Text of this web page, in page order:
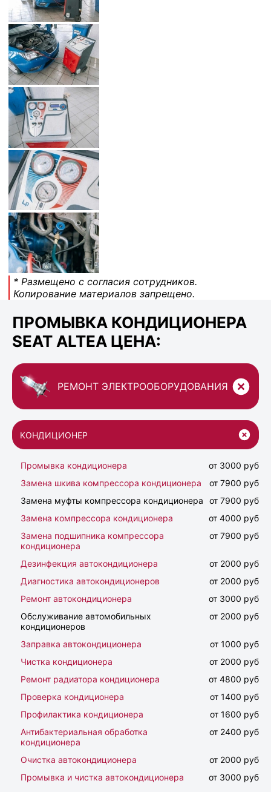
* Размещено с согласия сотрудников.
Копирование материалов запрещено.
ПРОМЫВКА КОНДИЦИОНЕРА
SEAT ALTEA ЦЕНА:
РЕМОНТ ЭЛЕКТРООБОРУДОВАНИЯ
КОНДИЦИОНЕР
Промывка кондиционера
от 3000 руб
Замена шкива компрессора кондиционера
от 7900 руб
Замена муфты компрессора кондиционера
от 7900 руб
Замена компрессора кондиционера
от 4000 руб
Замена подшипника компрессора
кондиционера
от 7900 руб
Дезинфекция автокондиционера
от 2000 руб
Диагностика автокондиционеров
от 2000 руб
Ремонт автокондиционера
от 3000 руб
Обслуживание автомобильных
кондиционеров
от 2000 руб
Заправка автокондиционера
от 1000 руб
Чистка кондиционера
от 2000 руб
Ремонт радиатора кондиционера
от 4800 руб
Проверка кондиционера
от 1400 руб
Профилактика кондиционера
от 1600 руб
Антибактериальная обработка
кондиционера
от 2400 руб
Очистка автокондиционера
от 2000 руб
Промывка и чистка автокондиционера
от 3000 руб